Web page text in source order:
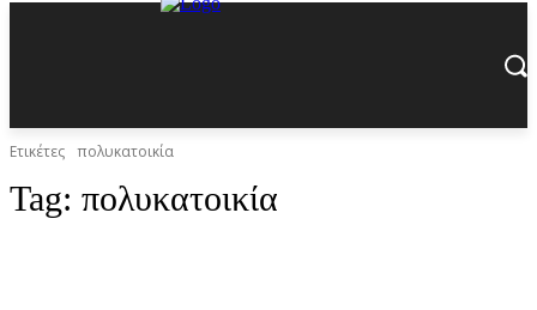
Ετικέτες πολυκατοικία
Tag: πολυκατοικία